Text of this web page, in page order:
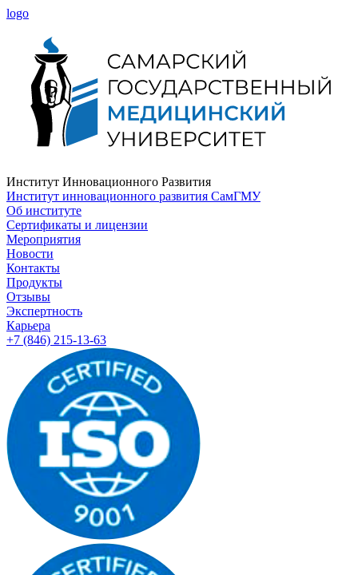
logo
Институт Инновационного Развития
Институт инновационного развития СамГМУ
Об институте
Сертификаты и лицензии
Мероприятия
Новости
Контакты
Продукты
Отзывы
Экспертность
Карьера
+7 (846) 215-13-63